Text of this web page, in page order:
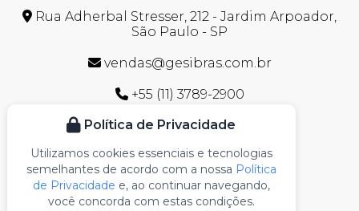
Rua Adherbal Stresser, 212 - Jardim Arpoador,
São Paulo - SP
vendas@gesibras.com.br
+55 (11) 3789-2900
0800.700.2900
+55 (11) 96496-9073
Política de Privacidade
Utilizamos cookies essenciais e tecnologias
semelhantes de acordo com a nossa Política
de Privacidade e, ao continuar navegando,
você concorda com estas condições.